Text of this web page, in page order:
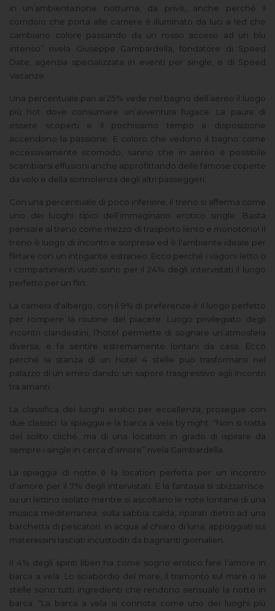
in un’ambientazione notturna, da privè, anche perché il
corridoio che porta alle camere è illuminato da luci a led che
cambiano colore passando da un rosso acceso ad un blu
intenso” rivela Giuseppe Gambardella, fondatore di Speed
Date, agenzia specializzata in eventi per single, e di Speed
Vacanze.
Una percentuale pari al 25% vede nel bagno dell’aereo il luogo
più hot dove consumare un’avventura fugace. La paura di
essere scoperti e il pochissimo tempo a disposizione
accendono la passione. E coloro che vedono il bagno come
eccessivamente scomodo, sanno che in aereo è possibile
scambiarsi effusioni anche approfittando delle famose coperte
da volo e della sonnolenza degli altri passeggeri.
Con una percentuale di poco inferiore, il treno si afferma come
uno dei luoghi tipici dell’immaginario erotico single. Basta
pensare al treno come mezzo di trasporto lento e monotono! Il
treno è luogo di incontri e sorprese ed è l'ambiente ideale per
flirtare con un intrigante estraneo. Ecco perché i vagoni letto o
i compartimenti vuoti sono per il 24% degli intervistati il luogo
perfetto per un flirt.
La camera d'albergo, con il 9% di preferenze è il luogo perfetto
per rompere la routine del piacere. Luogo privilegiato degli
incontri clandestini, l’hotel permette di sognare un’atmosfera
diversa, e fa sentire estremamente lontani da casa. Ecco
perché la stanza di un hotel 4 stelle può trasformarsi nel
palazzo di un emiro dando un sapore trasgressivo agli incontri
tra amanti.
La classifica dei luoghi erotici per eccellenza, prosegue con
due classici: la spiaggia e la barca a vela by night. “Non si tratta
del solito cliché, ma di una location in grado di ispirare da
sempre i single in cerca d’amore” rivela Gambardella.
La spiaggia di notte è la location perfetta per un incontro
d’amore per il 7% degli intervistati. E la fantasia si sbizzarrisce:
su un lettino isolato mentre si ascoltano le note lontane di una
musica mediterranea; sulla sabbia calda, riparati dietro ad una
barchetta di pescatori; in acqua al chiaro di luna; appoggiati sui
materassini lasciati incustoditi da bagnanti giornalieri.
Il 4% degli spiriti liberi ha come sogno erotico fare l’amore in
barca a vela. Lo sciabordio del mare, il tramonto sul mare o le
stelle sono tutti ingredienti che rendono sensuale la notte in
barca. “La barca a vela si connota come uno dei luoghi più